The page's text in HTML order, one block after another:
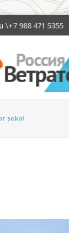
\+7 988 471 5355
sokol